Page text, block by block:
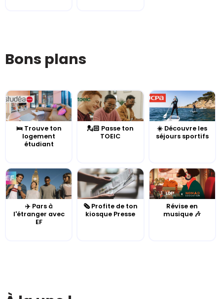
Bons plans
🛌 Trouve ton
logement
étudiant
💂🏻 Passe ton
TOEIC
☀️ Découvre les
séjours sportifs
✈️ Pars à
l'étranger avec
EF
🗞️ Profite de ton
kiosque Presse
Révise en
musique 🎶